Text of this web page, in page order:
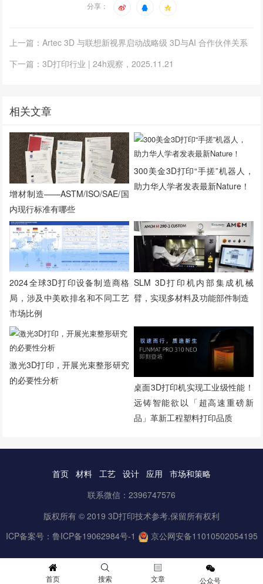
分享：
上一篇：Artec 3D 与联想新视界启动战略级 3D与AI 合作伙伴关系
下一篇：3D打印行业 | 24h观察，2025.11.21
相关文章
增材制造——ASTM/ISO/SAE/国
内现行标准有哪些
300美金3D打印“手搓”机器人，
助力华人学者发表最新Nature！
2024全球3D打印设备制造商格
局，涉及中美欧排名和不同工艺
市场比例
SLM 3D打印机内部集成机械
臂，实现多材料及功能部件制造
激光3D打印，开展光束整形研究
的必要性分析
桌面3D打印机实现工业级性能！
远铸智能欲以「超高速重磅新
品」革新工程塑料打印品质
首页 材料 工艺 设计 应用
市场和策略
联系微信：2396747576
版权所有 © 2019 3D打印技术参考.保留所有权利
ICP备案号： 鲁ICP备19062984号-1 京公网安备11010502054195
首页 搜索 文章 公众号